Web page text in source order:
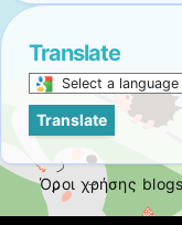
Translate
Select
a
translate
this
Translate
Όροι χρήσης